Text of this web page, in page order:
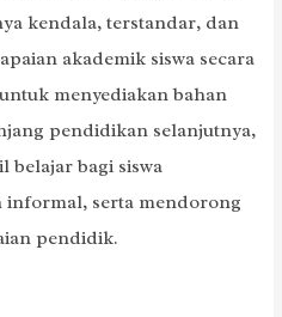
kendala, terstandar, dan
akademik siswa secara
menyediakan bahan
pendidikan selanjutnya,
belajar bagi siswa
serta mendorong
pendidik.